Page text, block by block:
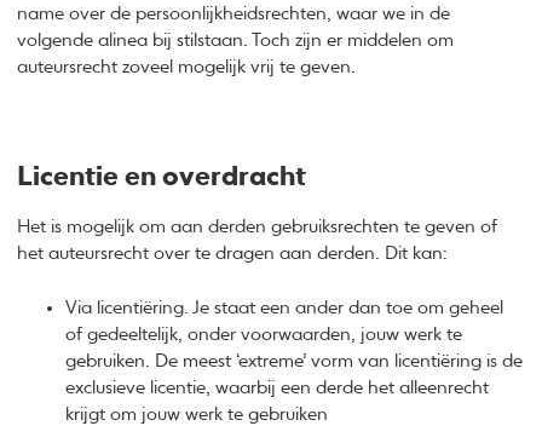
name over de persoonlijkheidsrechten, waar we in de
volgende alinea bij stilstaan. Toch zijn er middelen om
auteursrecht zoveel mogelijk vrij te geven.
Licentie en overdracht
Het is mogelijk om aan derden gebruiksrechten te geven of
het auteursrecht over te dragen aan derden. Dit kan:
Via licentiëring. Je staat een ander dan toe om geheel
of gedeeltelijk, onder voorwaarden, jouw werk te
gebruiken. De meest ‘extreme’ vorm van licentiëring is de
exclusieve licentie, waarbij een derde het alleenrecht
krijgt om jouw werk te gebruiken